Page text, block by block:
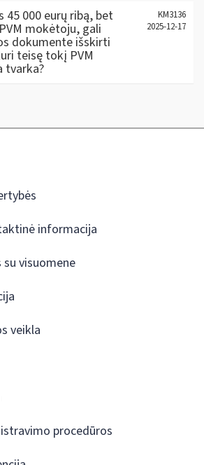
45 000 eurų ribą, bet
mokėtoju, gali
dokumente išskirti
teisę tokį PVM
tvarka?
KM3136
2025-12-17
informacija
visuomene
veikla
procedūros